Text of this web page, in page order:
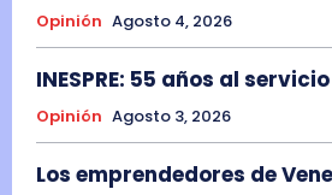
Opinión Agosto 4, 2026
INESPRE: 55 años al
Opinión Agosto 3, 2026
Los emprendedores de